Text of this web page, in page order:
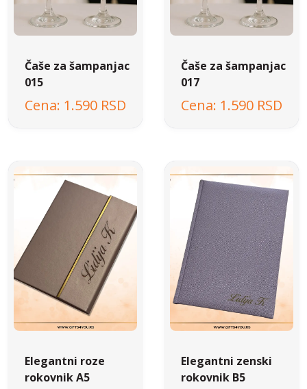
Čaše za šampanjac
015
1.590 RSD
Čaše za šampanjac
017
1.590 RSD
Elegantni roze
rokovnik A5
Elegantni zenski
rokovnik B5